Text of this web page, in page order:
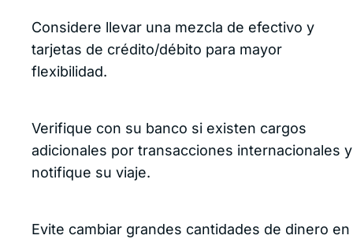
Considere llevar una mezcla de efectivo y
tarjetas de crédito/débito para mayor
flexibilidad.
Verifique con su banco si existen cargos
adicionales por transacciones internacionales y
notifique su viaje.
Evite cambiar grandes cantidades de dinero en